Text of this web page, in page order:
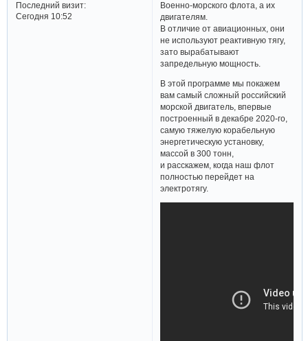
Последний визит:
Сегодня 10:52
Военно-морского флота, а их
двигателям.
В отличие от авиационных, они
не используют реактивную тягу,
зато вырабатывают
запредельную мощность.
В этой программе мы покажем
вам самый сложный российский
морской двигатель, впервые
построенный в декабре 2020-го,
самую тяжелую корабельную
энергетическую установку,
массой в 300 тонн,
и расскажем, когда наш флот
полностью перейдет на
электротягу.